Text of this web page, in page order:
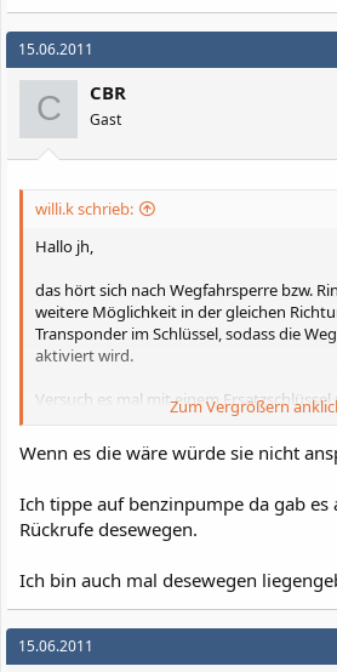
15.06.2011
C CBR
Gast
willi.k schrieb:
Hallo jh,
das hört sich nach Wegfahrsperre bzw.
weitere Möglichkeit in der gleichen
Transponder im Schlüssel, sodass die
aktiviert wird.
Versuch es mal mit einem
nochmals ins Display, ob dort >>EWS<<
Viel Erfolg!
Zum Vergrößern
Wenn es die wäre würde sie nicht
Ich tippe auf benzinpumpe da gab es
Rückrufe desewegen.
Ich bin auch mal desewegen
15.06.2011